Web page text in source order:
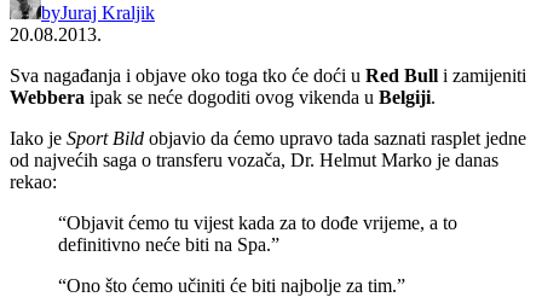
byJuraj Kraljik
20.08.2013.
Sva nagađanja i objave oko toga tko će doći u Red Bull i zamijeniti
Webbera ipak se neće dogoditi ovog vikenda u Belgiji.
Iako je Sport Bild objavio da ćemo upravo tada saznati rasplet jedne
od najvećih saga o transferu vozača, Dr. Helmut Marko je danas
rekao:
“Objavit ćemo tu vijest kada za to dođe vrijeme, a to
definitivno neće biti na Spa.”
“Ono što ćemo učiniti će biti najbolje za tim.”